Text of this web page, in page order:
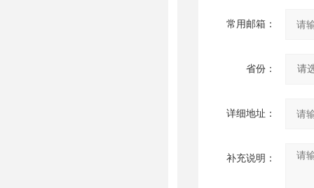
常用邮箱：
省份：
详细地址：
补充说明：